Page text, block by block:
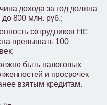
дохода за год должна
до 800 млн. руб.;
сотрудников НЕ
превышать 100
быть налоговых
и просрочек
взятым кредитам.